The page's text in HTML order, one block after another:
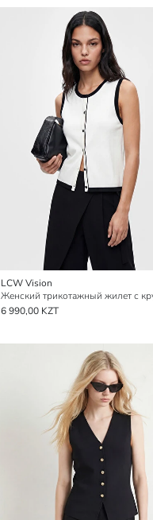
LCW Vision
6 990,00 KZT